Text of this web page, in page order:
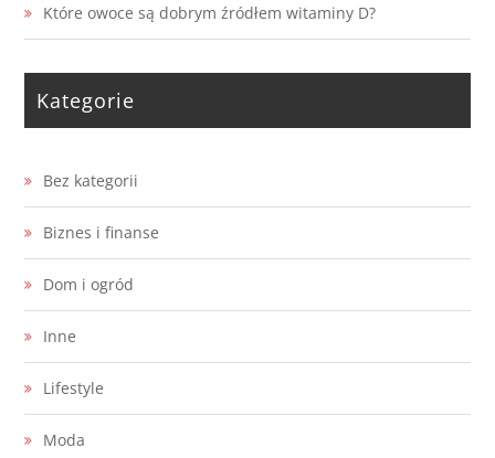
Które owoce są dobrym źródłem witaminy D?
Kategorie
Bez kategorii
Biznes i finanse
Dom i ogród
Inne
Lifestyle
Moda